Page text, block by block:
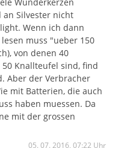
an Silvester nicht
Wenn ich dann
muss "ueber 150
von denen 40
Knallteufel sind, find
Aber der Verbracher
mit Batterien, die auch
haben muessen. Da
mit der grossen
05. 07. 2016, 07:22 Uhr